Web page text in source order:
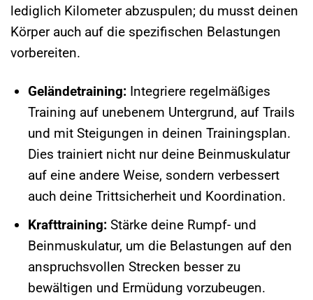
lediglich Kilometer abzuspulen; du musst deinen
Körper auch auf die spezifischen Belastungen
vorbereiten.
Geländetraining:Integriere regelmäßiges
Training auf unebenem Untergrund, auf Trails
und mit Steigungen in deinen Trainingsplan.
Dies trainiert nicht nur deine Beinmuskulatur
auf eine andere Weise, sondern verbessert
auch deine Trittsicherheit und Koordination.
Krafttraining:Stärke deine Rumpf- und
Beinmuskulatur, um die Belastungen auf den
anspruchsvollen Strecken besser zu
bewältigen und Ermüdung vorzubeugen.